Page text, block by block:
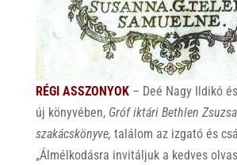
RÉGI ASSZONYOK– Deé Nagy Ildikó
új könyvében, Gróf iktári Bethlen
szakácskönyve, találom az izgató és
„Álmélkodásra invitáljuk a kedves